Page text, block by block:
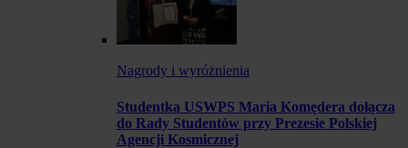
Nagrody i wyróżnienia
Studentka USWPS Maria Komędera dołącza
do Rady Studentów przy Prezesie Polskiej
Agencji Kosmicznej